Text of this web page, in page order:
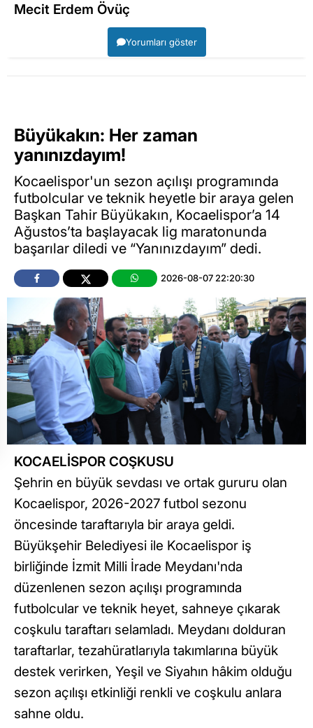
Mecit Erdem Övüç
Yorumları göster
Büyükakın: Her zaman
yanınızdayım!
Kocaelispor'un sezon açılışı programında
futbolcular ve teknik heyetle bir araya gelen
Başkan Tahir Büyükakın, Kocaelispor’a 14
Ağustos’ta başlayacak lig maratonunda
başarılar diledi ve “Yanınızdayım” dedi.
2026-08-07 22:20:30
KOCAELİSPOR COŞKUSU
Şehrin en büyük sevdası ve ortak gururu olan
Kocaelispor, 2026-2027 futbol sezonu
öncesinde taraftarıyla bir araya geldi.
Büyükşehir Belediyesi ile Kocaelispor iş
birliğinde İzmit Milli İrade Meydanı'nda
düzenlenen sezon açılışı programında
futbolcular ve teknik heyet, sahneye çıkarak
coşkulu taraftarı selamladı. Meydanı dolduran
taraftarlar, tezahüratlarıyla takımlarına büyük
destek verirken, Yeşil ve Siyahın hâkim olduğu
sezon açılışı etkinliği renkli ve coşkulu anlara
sahne oldu.